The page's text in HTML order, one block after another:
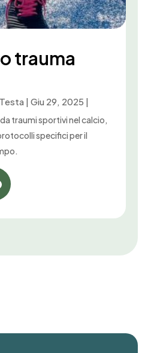
trauma
|Giu 29, 2025 |
traumi sportivi nel calcio,
specifici per il